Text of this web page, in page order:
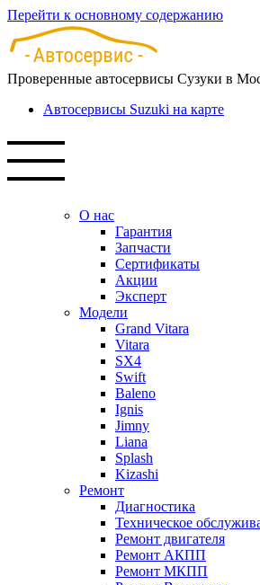
Перейти к основному содержанию
Проверенные автосервисы Сузуки в
Автосервисы Suzuki на карте
О нас
Гарантия
Запчасти
Сертификаты
Акции
Эксперт
Модели
Grand Vitara
Vitara
SX4
Swift
Baleno
Ignis
Jimny
Liana
Splash
Kizashi
Ремонт
Диагностика
Техническое
Ремонт двигателя
Ремонт АКПП
Ремонт МКПП